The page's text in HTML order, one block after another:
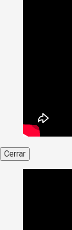
Cerrar